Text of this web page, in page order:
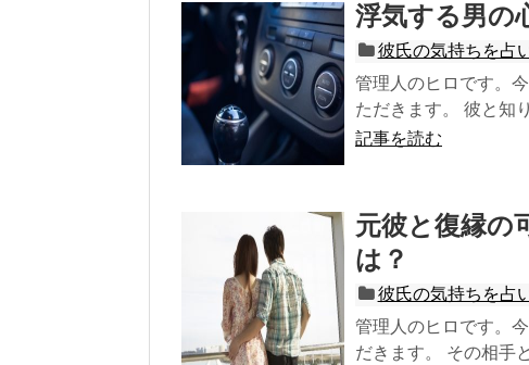
浮気する男の
彼氏の気持ちを占
管理人のヒロです。
ただきます。 彼と知
記事を読む
元彼と復縁の
は？
彼氏の気持ちを占
管理人のヒロです。
だきます。 その相手